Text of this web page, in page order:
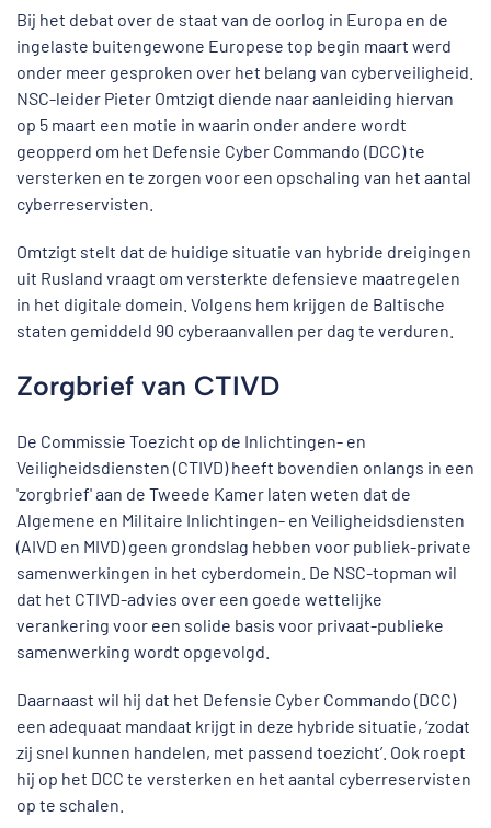
Bij het debat over de staat van de oorlog in Europa en de
ingelaste buitengewone Europese top begin maart werd
onder meer gesproken over het belang van cyberveiligheid.
NSC-leider Pieter Omtzigt diende naar aanleiding hiervan
op 5 maart een motie in waarin onder andere wordt
geopperd om het Defensie Cyber Commando (DCC) te
versterken en te zorgen voor een opschaling van het aantal
cyberreservisten.
Omtzigt stelt dat de huidige situatie van hybride dreigingen
uit Rusland vraagt om versterkte defensieve maatregelen
in het digitale domein. Volgens hem krijgen de Baltische
staten gemiddeld 90 cyberaanvallen per dag te verduren.
Zorgbrief van CTIVD
De Commissie Toezicht op de Inlichtingen- en
Veiligheidsdiensten (CTIVD) heeft bovendien onlangs in een
'zorgbrief' aan de Tweede Kamer laten weten dat de
Algemene en Militaire Inlichtingen- en Veiligheidsdiensten
(AIVD en MIVD) geen grondslag hebben voor publiek-private
samenwerkingen in het cyberdomein. De NSC-topman wil
dat het CTIVD-advies over een goede wettelijke
verankering voor een solide basis voor privaat-publieke
samenwerking wordt opgevolgd.
Daarnaast wil hij dat het Defensie Cyber Commando (DCC)
een adequaat mandaat krijgt in deze hybride situatie, ‘zodat
zij snel kunnen handelen, met passend toezicht’. Ook roept
hij op het DCC te versterken en het aantal cyberreservisten
op te schalen.